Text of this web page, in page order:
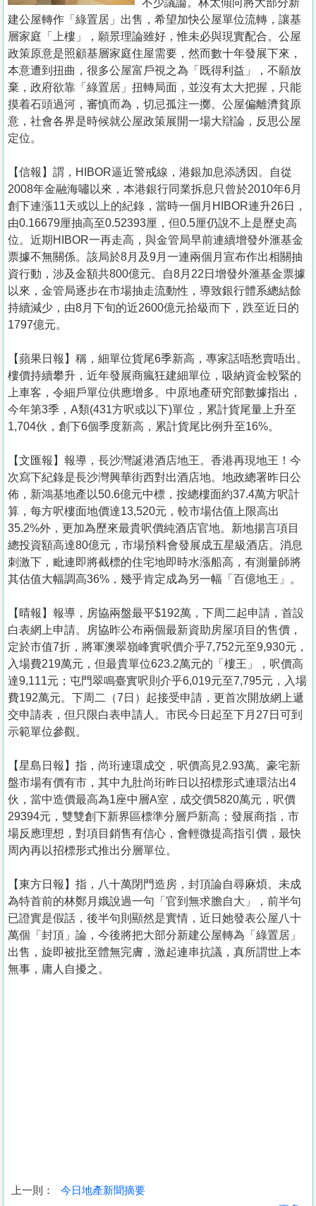
冊
關
於
我
們
不少議論。林太傾向將大部分新
建公屋轉作「綠置居」出售，希望加快公屋單位流轉，讓基
層家庭「上樓」，願景理論雖好，惟未必與現實配合。公屋
政策原意是照顧基層家庭住屋需要，然而數十年發展下來，
本意遭到扭曲，很多公屋富戶視之為「既得利益」，不願放
棄，政府欲靠「綠置居」扭轉局面，並沒有太大把握，只能
摸着石頭過河，審慎而為，切忌孤注一擲。公屋偏離濟貧原
意，社會各界是時候就公屋政策展開一場大辯論，反思公屋
定位。
【信報】謂，HIBOR逼近警戒線，港銀加息添誘因。自從
2008年金融海嘯以來，本港銀行同業拆息只曾於2010年6月
創下連漲11天或以上的紀錄，當時一個月HIBOR連升26日，
由0.16679厘抽高至0.52393厘，但0.5厘仍說不上是歷史高
位。近期HIBOR一再走高，與金管局早前連續增發外滙基金
票據不無關係。該局於8月及9月一連兩個月宣布作出相關抽
資行動，涉及金額共800億元。自8月22日增發外滙基金票據
以來，金管局逐步在市場抽走流動性，導致銀行體系總結餘
持續減少，由8月下旬的近2600億元拾級而下，跌至近日的
1797億元。
【蘋果日報】稱，細單位貨尾6季新高，專家話唔愁賣唔出。
樓價持續攀升，近年發展商瘋狂建細單位，吸納資金較緊的
上車客，令細戶單位供應增多。中原地產研究部數據指出，
今年第3季，A類(431方呎或以下)單位，累計貨尾量上升至
1,704伙，創下6個季度新高，累計貨尾比例升至16%。
【文匯報】報導，長沙灣誕港酒店地王。香港再現地王！今
次寫下紀錄是長沙灣興華街西對出酒店地。地政總署昨日公
佈，新鴻基地產以50.6億元中標，按總樓面約37.4萬方呎計
算，每方呎樓面地價達13,520元，較市場估值上限高出
35.2%外，更加為歷來最貴呎價純酒店官地。新地揚言項目
總投資額高達80億元，市場預料會發展成五星級酒店。消息
刺激下，毗連即將截標的住宅地即時水漲船高，有測量師將
其估值大幅調高36%，幾乎肯定成為另一幅「百億地王」。
【晴報】報導，房協兩盤最平$192萬，下周二起申請，首設
白表網上申請。房協昨公布兩個最新資助房屋項目的售價，
定於市值7折，將軍澳翠嶺峰實呎價介乎7,752元至9,930元，
入場費219萬元，但最貴單位623.2萬元的「樓王」，呎價高
達9,111元；屯門翠鳴臺實呎則介乎6,019元至7,795元，入場
費192萬元。下周二（7日）起接受申請，更首次開放網上遞
交申請表，但只限白表申請人。市民今日起至下月27日可到
示範單位參觀。
【星島日報】指，尚珩連環成交，呎價高見2.93萬。豪宅新
盤市場有價有市，其中九肚尚珩昨日以招標形式連環沽出4
伙，當中造價最高為1座中層A室，成交價5820萬元，呎價
29394元，雙雙創下新界區標準分層戶新高；發展商指，市
場反應理想，對項目銷售有信心，會輕微提高指引價，最快
周內再以招標形式推出分層單位。
【東方日報】指，八十萬閉門造房，封頂論自尋麻煩。未成
為特首前的林鄭月娥說過一句「官到無求膽自大」，前半句
已證實是假話，後半句則顯然是實情，近日她發表公屋八十
萬個「封頂」論，今後將把大部分新建公屋轉為「綠置居」
出售，旋即被批至體無完膚，激起連串抗議，真所謂世上本
無事，庸人自擾之。
上一則：
今日地產新聞摘要